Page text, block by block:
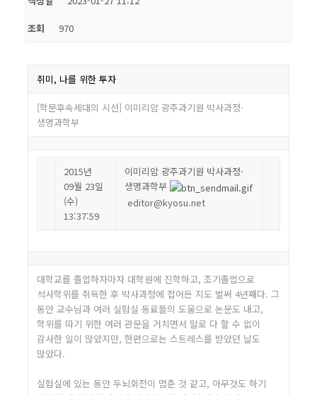
조회 970
취미, 나를 위한 투자
[학문후속세대의 시선] 이미리암 광주과기원 박사과정·
생명과학부
2015년
09월 23일
(수)
13:37:59
이미리암 광주과기원 박사과정·
생명과학부
editor@kyosu.net
대학교를 졸업하자마자 대학원에 진학하고, 조기졸업으로
석사학위를 취득한 후 박사과정에 접어든 지도 벌써 4년째다. 그
동안 교수님과 여러 실험실 동료들의 도움으로 논문도 내고,
학위를 따기 위한 여러 관문을 거치면서 말로 다 할 수 없이
감사한 일이 많았지만, 한편으로는 스트레스를 받았던 날도
많았다.
실험실에 있는 동안 두뇌회전이 멈춘 것 같고, 아무것도 하기